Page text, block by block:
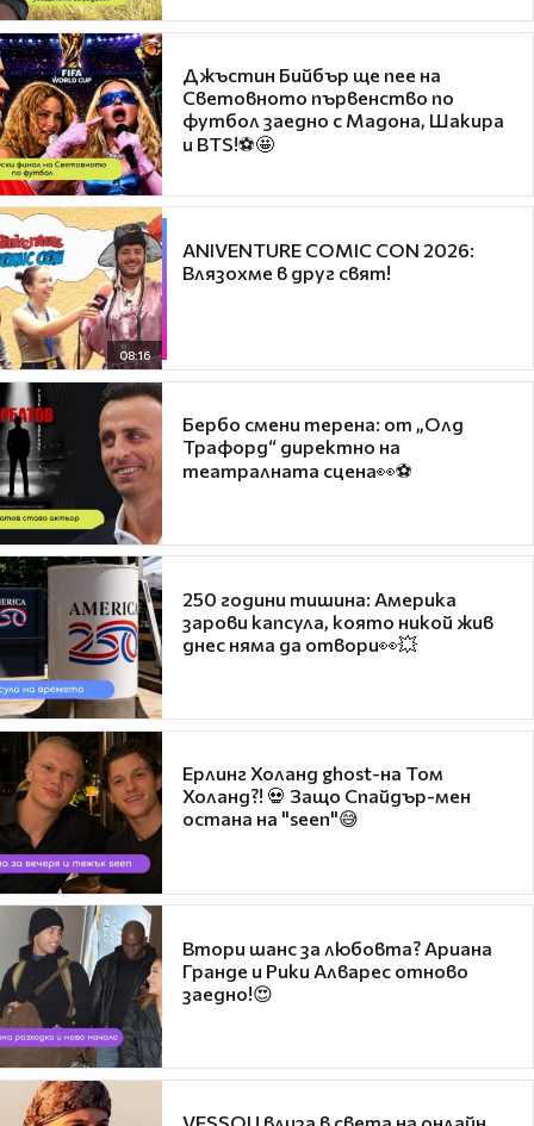
Джъстин Бийбър ще пее на
Световното първенство по
футбол заедно с Мадона, Шакира
и BTS!⚽🤩
08:16
ANIVENTURE COMIC CON 2026:
Влязохме в друг свят!
Бербо смени терена: от „Олд
Трафорд“ директно на
театралната сцена👀⚽
250 години тишина: Америка
зарови капсула, която никой жив
днес няма да отвори👀💥
Ерлинг Холанд ghost-на Том
Холанд?! 💀 Защо Спайдър-мен
остана на "seen"😅
Втори шанс за любовта? Ариана
Гранде и Рики Алварес отново
заедно!😍